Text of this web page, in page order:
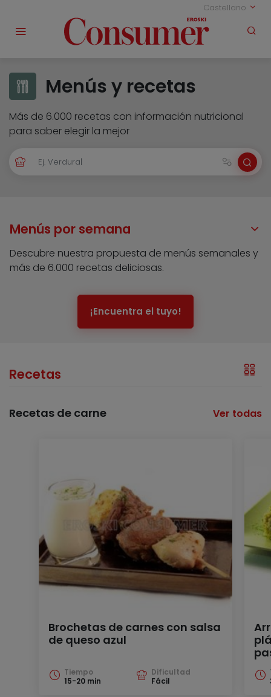
Castellano
Menús y recetas
Más de 6.000 recetas con información nutricional
para saber elegir la mejor
Menús por semana
Descubre nuestra propuesta de menús semanales y
más de 6.000 recetas deliciosas.
¡Encuentra el tuyo!
Recetas
Recetas de carne Ver todas
Brochetas de carnes con salsa
de queso azul
Tiempo
15-20 min
Dificultad
Fácil